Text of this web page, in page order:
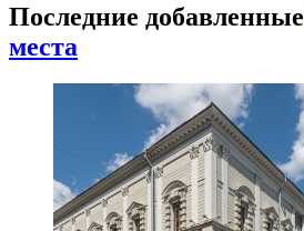
Последние добавленные
места